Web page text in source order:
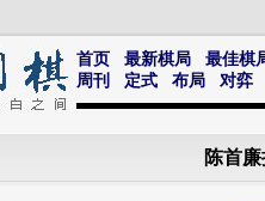
首页 最新棋局
最佳棋
周刊
定式 布局 对弈
陈首